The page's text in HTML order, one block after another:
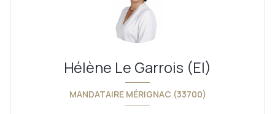
Hélène Le Garrois (EI)
MANDATAIRE MÉRIGNAC (33700)